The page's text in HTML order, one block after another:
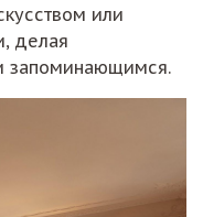
или
делая
запоминающимся.